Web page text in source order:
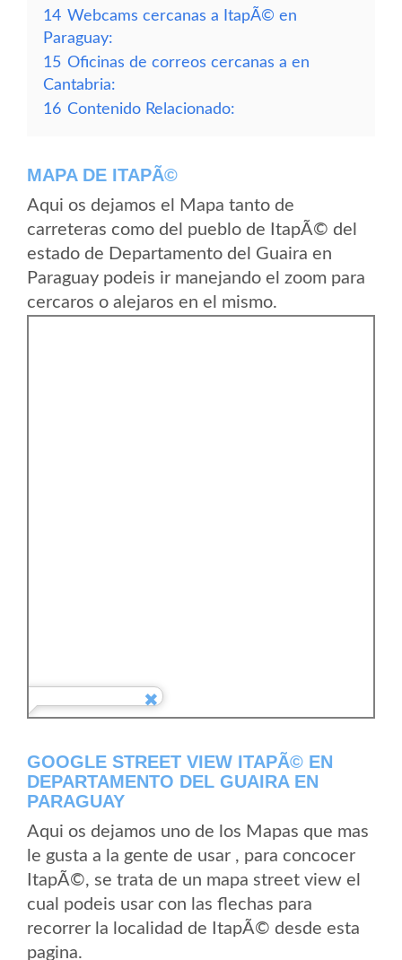
14 Webcams cercanas a ItapÃ© en
Paraguay:
15 Oficinas de correos cercanas a en
Cantabria:
16 Contenido Relacionado:
MAPA DE ITAPÃ©
Aqui os dejamos el Mapa tanto de
carreteras como del pueblo de ItapÃ© del
estado de Departamento del Guaira en
Paraguay podeis ir manejando el zoom para
cercaros o alejaros en el mismo.
GOOGLE STREET VIEW ITAPÃ© EN
DEPARTAMENTO DEL GUAIRA EN
PARAGUAY
Aqui os dejamos uno de los Mapas que mas
le gusta a la gente de usar , para concocer
ItapÃ©, se trata de un mapa street view el
cual podeis usar con las flechas para
recorrer la localidad de ItapÃ© desde esta
pagina.